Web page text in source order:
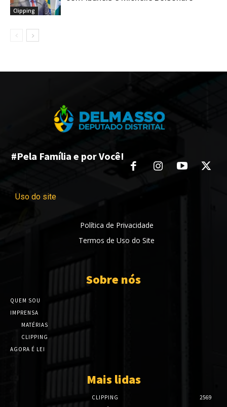
Clipping
#Pela Família e por Você!
Uso do site
Política de Privacidade
Termos de Uso do Site
Sobre nós
QUEM SOU
IMPRENSA
MATÉRIAS
CLIPPING
AGORA É LEI
Mais lidas
CLIPPING
2569